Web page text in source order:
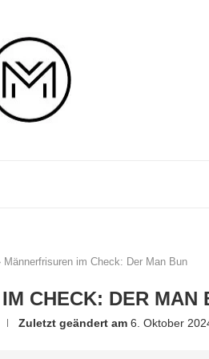
Männerfrisuren im Check: Der Man Bun
CHECK: DER MAN
Zuletzt geändert am 6. Oktober